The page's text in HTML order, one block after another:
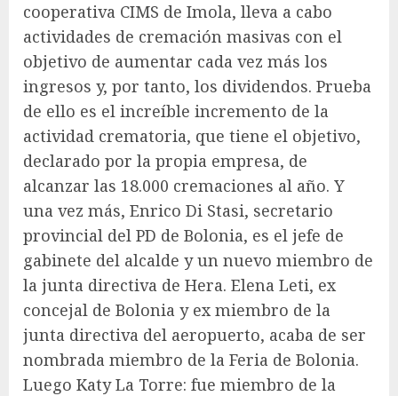
cooperativa CIMS de Imola, lleva a cabo
actividades de cremación masivas con el
objetivo de aumentar cada vez más los
ingresos y, por tanto, los dividendos. Prueba
de ello es el increíble incremento de la
actividad crematoria, que tiene el objetivo,
declarado por la propia empresa, de
alcanzar las 18.000 cremaciones al año. Y
una vez más, Enrico Di Stasi, secretario
provincial del PD de Bolonia, es el jefe de
gabinete del alcalde y un nuevo miembro de
la junta directiva de Hera. Elena Leti, ex
concejal de Bolonia y ex miembro de la
junta directiva del aeropuerto, acaba de ser
nombrada miembro de la Feria de Bolonia.
Luego Katy La Torre: fue miembro de la